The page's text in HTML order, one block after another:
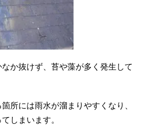
か抜けず、苔や藻が多く発生して
所には雨水が溜まりやすくなり、
しまいます。